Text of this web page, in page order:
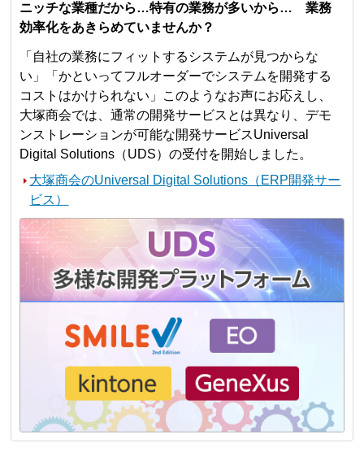
ニッチな業種だから…特有の業務が多いから… 業務
効率化をあきらめていませんか？
「自社の業務にフィットするシステムが見つからな
い」「かといってフルオーダーでシステムを開発する
コストはかけられない」このようなお声にお応えし、
大塚商会では、通常の開発サービスとは異なり、デモ
ンストレーションが可能な開発サービスUniversal
Digital Solutions（UDS）の受付を開始しました。
大塚商会のUniversal Digital Solutions（ERP開発サー
ビス）